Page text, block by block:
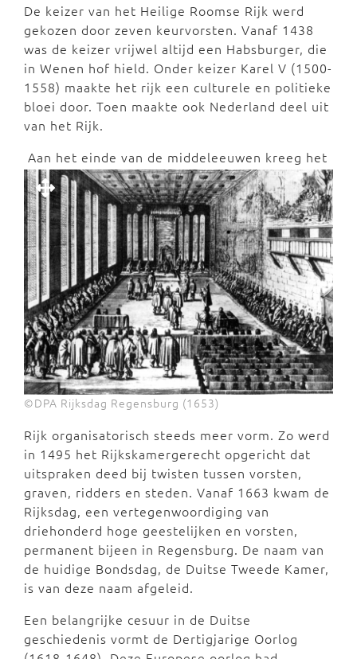
De keizer van het Heilige Roomse Rijk werd
gekozen door zeven keurvorsten. Vanaf 1438
was de keizer vrijwel altijd een Habsburger, die
in Wenen hof hield. Onder keizer Karel V (1500-
1558) maakte het rijk een culturele en politieke
bloei door. Toen maakte ook Nederland deel uit
van het Rijk.
©DPA Rijksdag Regensburg (1653)
Aan het einde van de middeleeuwen kreeg het
Rijk organisatorisch steeds meer vorm. Zo werd
in 1495 het Rijkskamergerecht opgericht dat
uitspraken deed bij twisten tussen vorsten,
graven, ridders en steden. Vanaf 1663 kwam de
Rijksdag, een vertegenwoordiging van
driehonderd hoge geestelijken en vorsten,
permanent bijeen in Regensburg. De naam van
de huidige Bondsdag, de Duitse Tweede Kamer,
is van deze naam afgeleid.
Een belangrijke cesuur in de Duitse
geschiedenis vormt de Dertigjarige Oorlog